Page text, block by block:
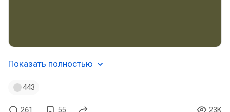
Показать полностью
443
261 55 23K